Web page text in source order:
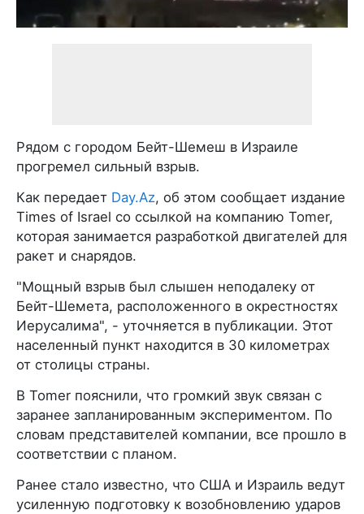
Рядом с городом Бейт-Шемеш в Израиле
прогремел сильный взрыв.
Как передает Day.Az, об этом сообщает издание
Times of Israel со ссылкой на компанию Tomer,
которая занимается разработкой двигателей для
ракет и снарядов.
"Мощный взрыв был слышен неподалеку от
Бейт-Шемета, расположенного в окрестностях
Иерусалима", - уточняется в публикации. Этот
населенный пункт находится в 30 километрах
от столицы страны.
В Tomer пояснили, что громкий звук связан с
заранее запланированным экспериментом. По
словам представителей компании, все прошло в
соответствии с планом.
Ранее стало известно, что США и Израиль ведут
усиленную подготовку к возобновлению ударов